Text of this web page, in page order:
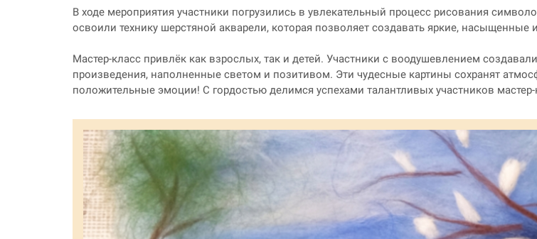
В ходе мероприятия участники погрузились в увлекательный процесс рисования
освоили технику шерстяной акварели, которая позволяет создавать яркие,
Мастер-класс привлёк как взрослых, так и детей. Участники с воодушевлением
произведения, наполненные светом и позитивом. Эти чудесные картины сохранят
положительные эмоции! С гордостью делимся успехами талантливых участников мастер-